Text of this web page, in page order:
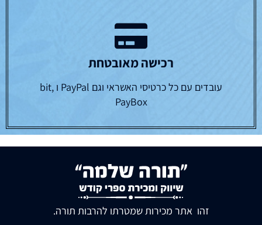
רכישה מאובטחת
עובדים עם כל כרטיסי האשראי וגם PayPal ו bit,
PayBox
זהו אתר מכירות שמטרתו להרבות תורה.